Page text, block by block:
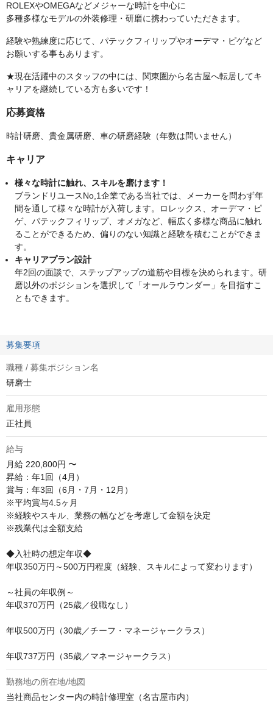
ROLEXやOMEGAなどメジャーな時計を中心に
多種多様なモデルの外装修理・研磨に携わっていただきます。
経験や熟練度に応じて、パテックフィリップやオーデマ・ピゲなど
お願いする事もあります。
★現在活躍中のスタッフの中には、関東圏から名古屋へ転居してキ
ャリアを継続している方も多いです！
応募資格
時計研磨、貴金属研磨、車の研磨経験（年数は問いません）
キャリア
様々な時計に触れ、スキルを磨けます！
ブランドリユースNo,1企業である当社では、メーカーを問わず年
間を通して様々な時計が入荷します。ロレックス、オーデマ・ピ
ゲ、パテックフィリップ、オメガなど、幅広く多様な商品に触れ
ることができるため、偏りのない知識と経験を積むことができま
す。
キャリアプラン設計
年2回の面談で、ステップアップの道筋や目標を決められます。研
磨以外のポジションを選択して「オールラウンダー」を目指すこ
ともできます。
募集要項
職種 / 募集ポジション名
研磨士
雇用形態
正社員
給与
月給 220,800円 〜
昇給：年1回（4月）
賞与：年3回（6月・7月・12月）
※平均賞与4.5ヶ月
※経験やスキル、業務の幅などを考慮して金額を決定
※残業代は全額支給
◆入社時の想定年収◆
年収350万円～500万円程度（経験、スキルによって変わります）
～社員の年収例～
年収370万円（25歳／役職なし）
年収500万円（30歳／チーフ・マネージャークラス）
年収737万円（35歳／マネージャークラス）
勤務地の所在地/地図
当社商品センター内の時計修理室（名古屋市内）